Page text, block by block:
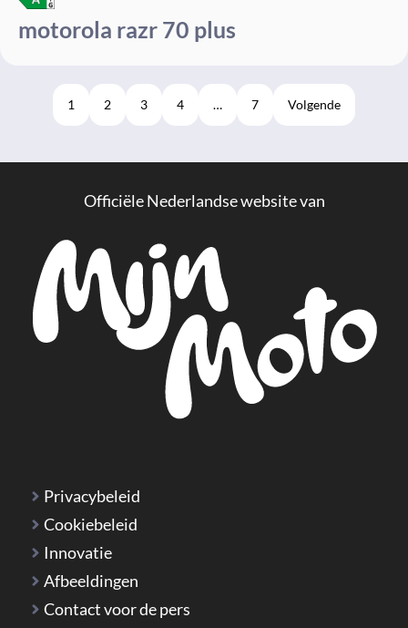
motorola razr 70 plus
1 2 3 4 … 7 Volgende
Officiële Nederlandse website van
Privacybeleid
Cookiebeleid
Innovatie
Afbeeldingen
Contact voor de pers